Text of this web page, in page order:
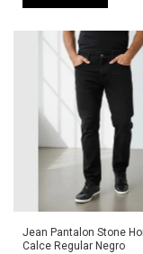
Jean Pantalon Stone
Calce Regular Negro